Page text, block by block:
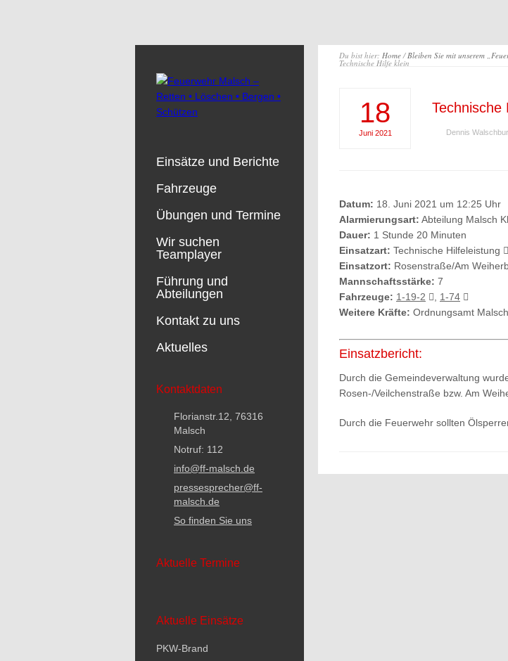
Du bist hier: Home/Bleiben Sie mit unserem
Technische Hilfe klein
18
Juni 2021
Technische
Dennis
Datum: 18. Juni 2021 um 12:25 Uhr
Alarmierungsart: Abteilung Malsch
Dauer: 1 Stunde 20 Minuten
Einsatzart: Technische Hilfeleistung
Einsatzort: Rosenstraße/Am
Mannschaftsstärke: 7
Fahrzeuge: 1-19-2
1-74
Weitere Kräfte: Ordnungsamt Malsch
Einsatzbericht:
Durch die Gemeindeverwaltung
Rosen-/Veilchenstraße bzw. Am
Durch die Feuerwehr sollten
Einsätze und Berichte
Fahrzeuge
Übungen und Termine
Wir suchen
Teamplayer
Führung und
Abteilungen
Kontakt zu uns
Aktuelles
Kontaktdaten
Florianstr.12, 76316
Malsch
Notruf: 112
info@ff-malsch.de
pressesprecher@ff-
malsch.de
So finden Sie uns
Aktuelle Termine
Aktuelle Einsätze
PKW-Brand